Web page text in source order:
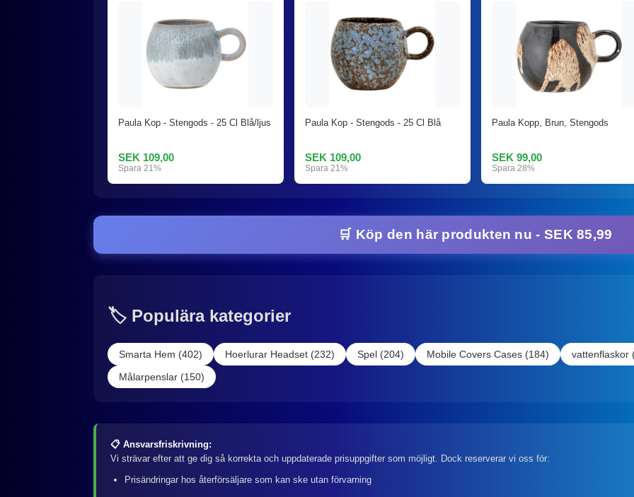
Paula Kop - Stengods - 25 Cl Blå/ljus
SEK 109,00
Spara 21%
Paula Kop - Stengods - 25 Cl Blå
SEK 109,00
Spara 21%
Paula Kopp, Brun, Stengods
SEK 99,00
Spara 28%
🛒 Köp den här produkten nu - SEK 85,99
🏷️ Populära kategorier
Smarta Hem (402) Hoerlurar Headset (232) Spel (204) Mobile Covers Cases (184)
vattenflaskor
Målarpenslar (150)
📋 Ansvarsfriskrivning:
Vi strävar efter att ge dig så korrekta och uppdaterade prisuppgifter som möjligt. Dock reserverar vi oss för:
Prisändringar hos återförsäljare som kan ske utan förvarning